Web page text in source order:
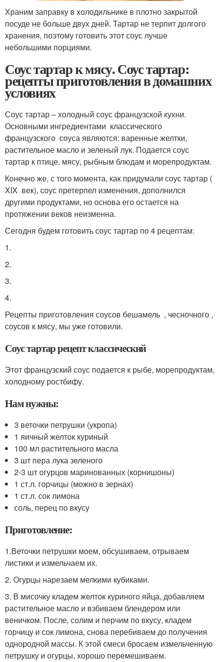
Храним заправку в холодильнике в плотно закрытой
посуде не больше двух дней. Тартар не терпит долгого
хранения, поэтому готовить этот соус лучше
небольшими порциями.
Соус тартар к мясу. Соус тартар:
рецепты приготовления в домашних
условиях
Соус тартар – холодный соус французской кухни.
Основными ингредиентами классического
французского соуса являются: варенные желтки,
растительное масло и зеленый лук. Подается соус
тартар к птице, мясу, рыбным блюдам и морепродуктам.
Конечно же, с того момента, как придумали соус тартар (
XIX век), соус претерпел изменения, дополнился
другими продуктами, но основа его остается на
протяжении веков неизменна.
Сегодня будем готовить соус тартар по 4 рецептам:
1.
2.
3.
4.
Рецепты приготовления соусов бешамель , чесночного ,
соусов к мясу, мы уже готовили.
Соус тартар рецепт классический
Этот французский соус подается к рыбе, морепродуктам,
холодному ростбифу.
Нам нужны:
3 веточки петрушки (укропа)
1 яичный желток куриный
100 мл растительного масла
3 шт пера лука зеленого
2-3 шт огурцов маринованных (корнишоны)
1 ст.л. горчицы (можно в зернах)
1 ст.л. сок лимона
соль, перец по вкусу
Приготовление:
1.Веточки петрушки моем, обсушиваем, отрываем
листики и измельчаем их.
2. Огурцы нарезаем мелкими кубиками.
3. В мисочку кладем желток куриного яйца, добавляем
растительное масло и взбиваем блендером или
веничком. После, солим и перчим по вкусу, кладем
горчицу и сок лимона, снова перебиваем до получения
однородной массы. К этой смеси бросаем измельченную
петрушку и огурцы, хорошо перемешиваем.